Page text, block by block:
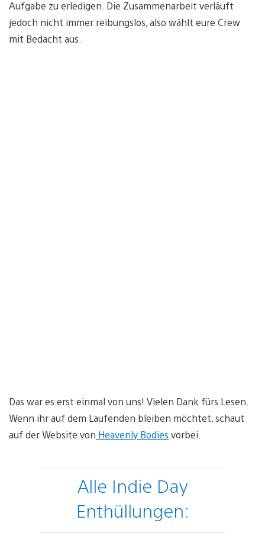
Aufgabe zu erledigen. Die Zusammenarbeit verläuft
jedoch nicht immer reibungslos, also wählt eure Crew
mit Bedacht aus.
Das war es erst einmal von uns! Vielen Dank fürs Lesen.
Wenn ihr auf dem Laufenden bleiben möchtet, schaut
auf der Website von Heavenly Bodies vorbei.
Alle Indie Day
Enthüllungen: